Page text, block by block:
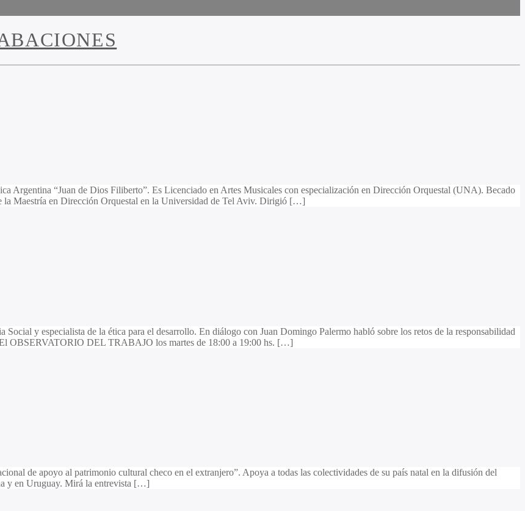
Argentina “Juan de Dios Filiberto”. Es Licenciado en Artes Musicales con especialización en Dirección Orquestal (UNA). Becado
la Maestría en Dirección Orquestal en la Universidad de Tel Aviv. Dirigió […]
y especialista de la ética para el desarrollo. En diálogo con Juan Domingo Palermo habló sobre los retos de la responsabilidad
OBSERVATORIO DEL TRABAJO los martes de 18:00 a 19:00 hs. […]
de apoyo al patrimonio cultural checo en el extranjero”. Apoya a todas las colectividades de su país natal en la difusión del
y en Uruguay. Mirá la entrevista […]